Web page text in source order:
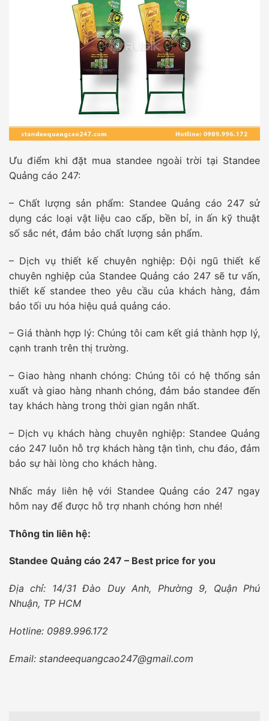
Ưu điểm khi đặt mua standee ngoài trời tại Standee
Quảng cáo 247:
– Chất lượng sản phẩm: Standee Quảng cáo 247 sử
dụng các loại vật liệu cao cấp, bền bỉ, in ấn kỹ thuật
số sắc nét, đảm bảo chất lượng sản phẩm.
– Dịch vụ thiết kế chuyên nghiệp: Đội ngũ thiết kế
chuyên nghiệp của Standee Quảng cáo 247 sẽ tư vấn,
thiết kế standee theo yêu cầu của khách hàng, đảm
bảo tối ưu hóa hiệu quả quảng cáo.
– Giá thành hợp lý: Chúng tôi cam kết giá thành hợp lý,
cạnh tranh trên thị trường.
– Giao hàng nhanh chóng: Chúng tôi có hệ thống sản
xuất và giao hàng nhanh chóng, đảm bảo standee đến
tay khách hàng trong thời gian ngắn nhất.
– Dịch vụ khách hàng chuyên nghiệp: Standee Quảng
cáo 247 luôn hỗ trợ khách hàng tận tình, chu đáo, đảm
bảo sự hài lòng cho khách hàng.
Nhấc máy liên hệ với Standee Quảng cáo 247 ngay
hôm nay để được hỗ trợ nhanh chóng hơn nhé!
Thông tin liên hệ:
Standee Quảng cáo 247 – Best price for you
Địa chỉ: 14/31 Đào Duy Anh, Phường 9, Quận Phú
Nhuận, TP HCM
Hotline: 0989.996.172
Email: standeequangcao247@gmail.com